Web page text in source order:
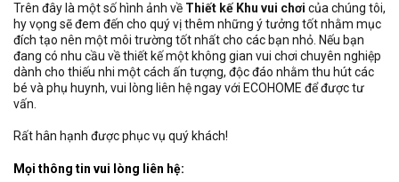
Trên đây là một số hình ảnh về Thiết kế Khu vui chơi của chúng tôi,
hy vọng sẽ đem đến cho quý vị thêm những ý tưởng tốt nhằm mục
đích tạo nên một môi trường tốt nhất cho các bạn nhỏ. Nếu bạn
đang có nhu cầu về thiết kế một không gian vui chơi chuyên nghiệp
dành cho thiếu nhi một cách ấn tượng, độc đáo nhằm thu hút các
bé và phụ huynh, vui lòng liên hệ ngay với ECOHOME để được tư
vấn.
Rất hân hạnh được phục vụ quý khách!
Mọi thông tin vui lòng liên hệ: